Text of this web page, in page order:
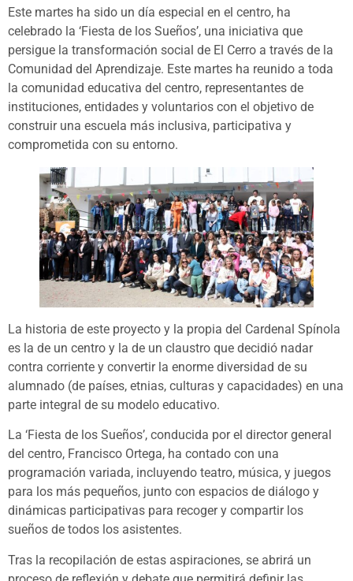
Este martes ha sido un día especial en el centro, ha
celebrado la ‘Fiesta de los Sueños’, una iniciativa que
persigue la transformación social de El Cerro a través de la
Comunidad del Aprendizaje. Este martes ha reunido a toda
la comunidad educativa del centro, representantes de
instituciones, entidades y voluntarios con el objetivo de
construir una escuela más inclusiva, participativa y
comprometida con su entorno.
La historia de este proyecto y la propia del Cardenal Spínola
es la de un centro y la de un claustro que decidió nadar
contra corriente y convertir la enorme diversidad de su
alumnado (de países, etnias, culturas y capacidades) en una
parte integral de su modelo educativo.
La ‘Fiesta de los Sueños’, conducida por el director general
del centro, Francisco Ortega, ha contado con una
programación variada, incluyendo teatro, música, y juegos
para los más pequeños, junto con espacios de diálogo y
dinámicas participativas para recoger y compartir los
sueños de todos los asistentes.
Tras la recopilación de estas aspiraciones, se abrirá un